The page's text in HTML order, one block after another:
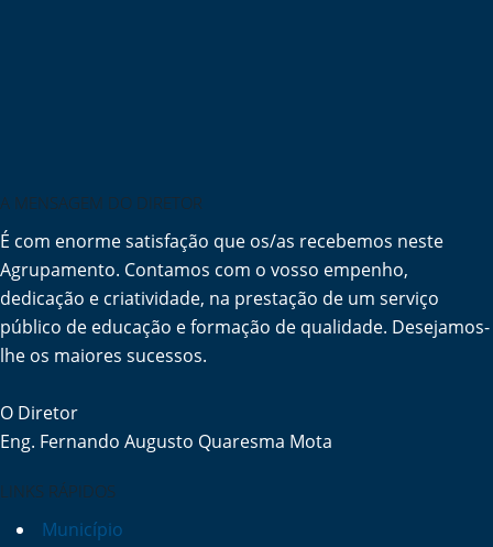
A MENSAGEM DO DIRETOR
É com enorme satisfação que os/as recebemos neste
Agrupamento. Contamos com o vosso empenho,
dedicação e criatividade, na prestação de um serviço
público de educação e formação de qualidade. Desejamos-
lhe os maiores sucessos.
O Diretor
Eng. Fernando Augusto Quaresma Mota
LINKS RÁPIDOS
Município